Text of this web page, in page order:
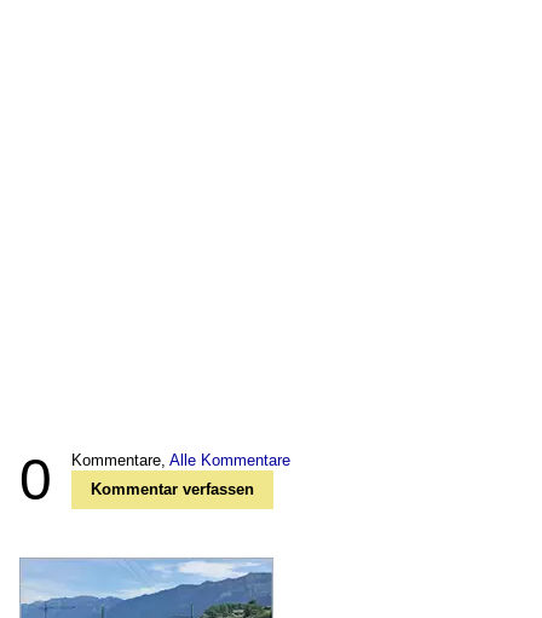
0 Kommentare, Alle Kommentare
Kommentar verfassen